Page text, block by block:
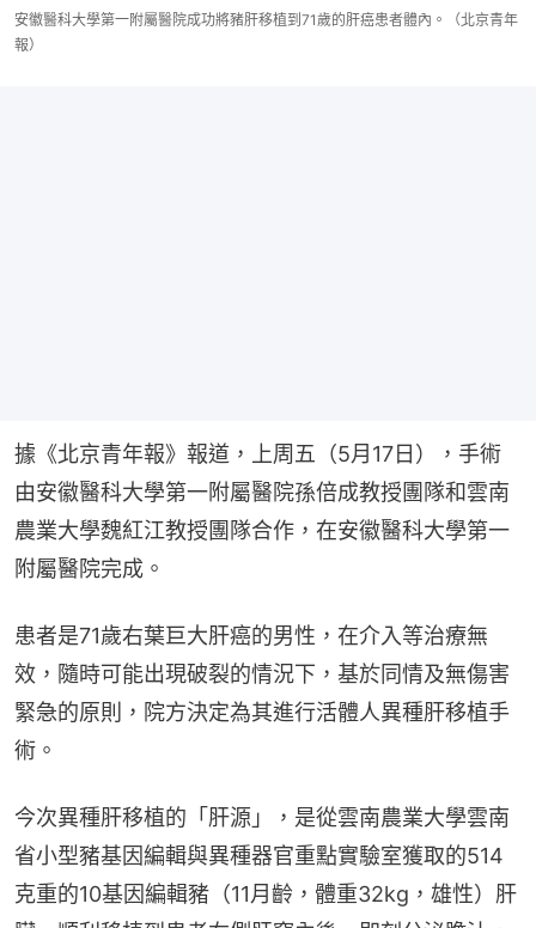
安徽醫科大學第一附屬醫院成功將豬肝移植到71歲的肝癌患者體內。（北京青年
報）
據《北京青年報》報道，上周五（5月17日），手術
由安徽醫科大學第一附屬醫院孫倍成教授團隊和雲南
農業大學魏紅江教授團隊合作，在安徽醫科大學第一
附屬醫院完成。
患者是71歲右葉巨大肝癌的男性，在介入等治療無
效，隨時可能出現破裂的情況下，基於同情及無傷害
緊急的原則，院方決定為其進行活體人異種肝移植手
術。
今次異種肝移植的「肝源」，是從雲南農業大學雲南
省小型豬基因編輯與異種器官重點實驗室獲取的514
克重的10基因編輯豬（11月齡，體重32kg，雄性）肝